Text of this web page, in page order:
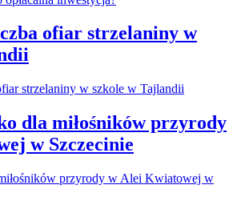
ofiar strzelaniny w
dla miłośników przyrody
w Szczecinie